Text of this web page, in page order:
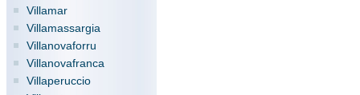
Villamar
Villamassargia
Villanovaforru
Villanovafranca
Villaperuccio